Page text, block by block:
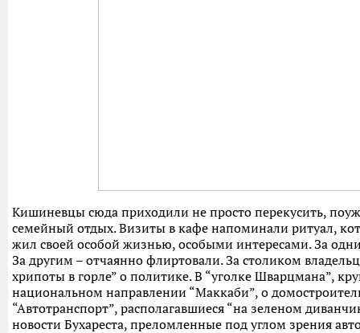
Кишиневцы сюда приходили не просто перекусить,
семейный отдых. Визиты в кафе напоминали ритуал,
жил своей особой жизнью, особыми интересами. За
За другим – отчаянно флиртовали. За столиком
хрипоты в горле” о политике. В “уголке Шварцмана”,
национальном направлении “Маккаби”, о
“Автотранспорт”, располагавшиеся “на зеленом
новости Бухареста, преломленные под углом зрения